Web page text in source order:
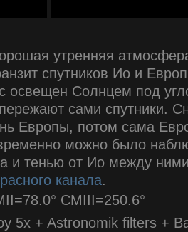
утренняя
спутников Ио и
освещен Солнцем под
сами спутники.
Европы, потом сама
можно было
и тенью от Ио между
канала.
CMIII=250.6°
5x + Astronomik filters +